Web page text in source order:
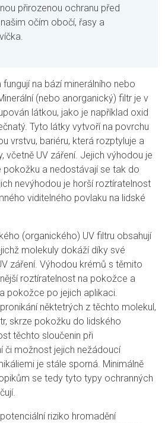
přirozenou ochranu před
očím obočí, řasy a
na bází minerálního nebo
(nebo anorganický) filtr je v
látkou, jako je například oxid
Tyto látky vytvoří na povrchu
vrstvu, bariéru, která rozptyluje a
včetně UV záření. Jejich výhodou je
pokožku a nedostávají se tak do
nevýhodou je horší roztíratelnost
viditelného povlaku na lidské
(organického) UV filtru obsahují
molekuly dokáží díky své
záření. Výhodou krémů s těmito
roztíratelnost na pokožce a
pokožce po jejich aplikaci.
něktetrých z těchto molekul,
skrze pokožku do lidského
těchto sloučenin při
či možnost jejich nežádoucí
je stále sporná. Minimálně
se tedy tyto typy ochranných
riziko hromadění